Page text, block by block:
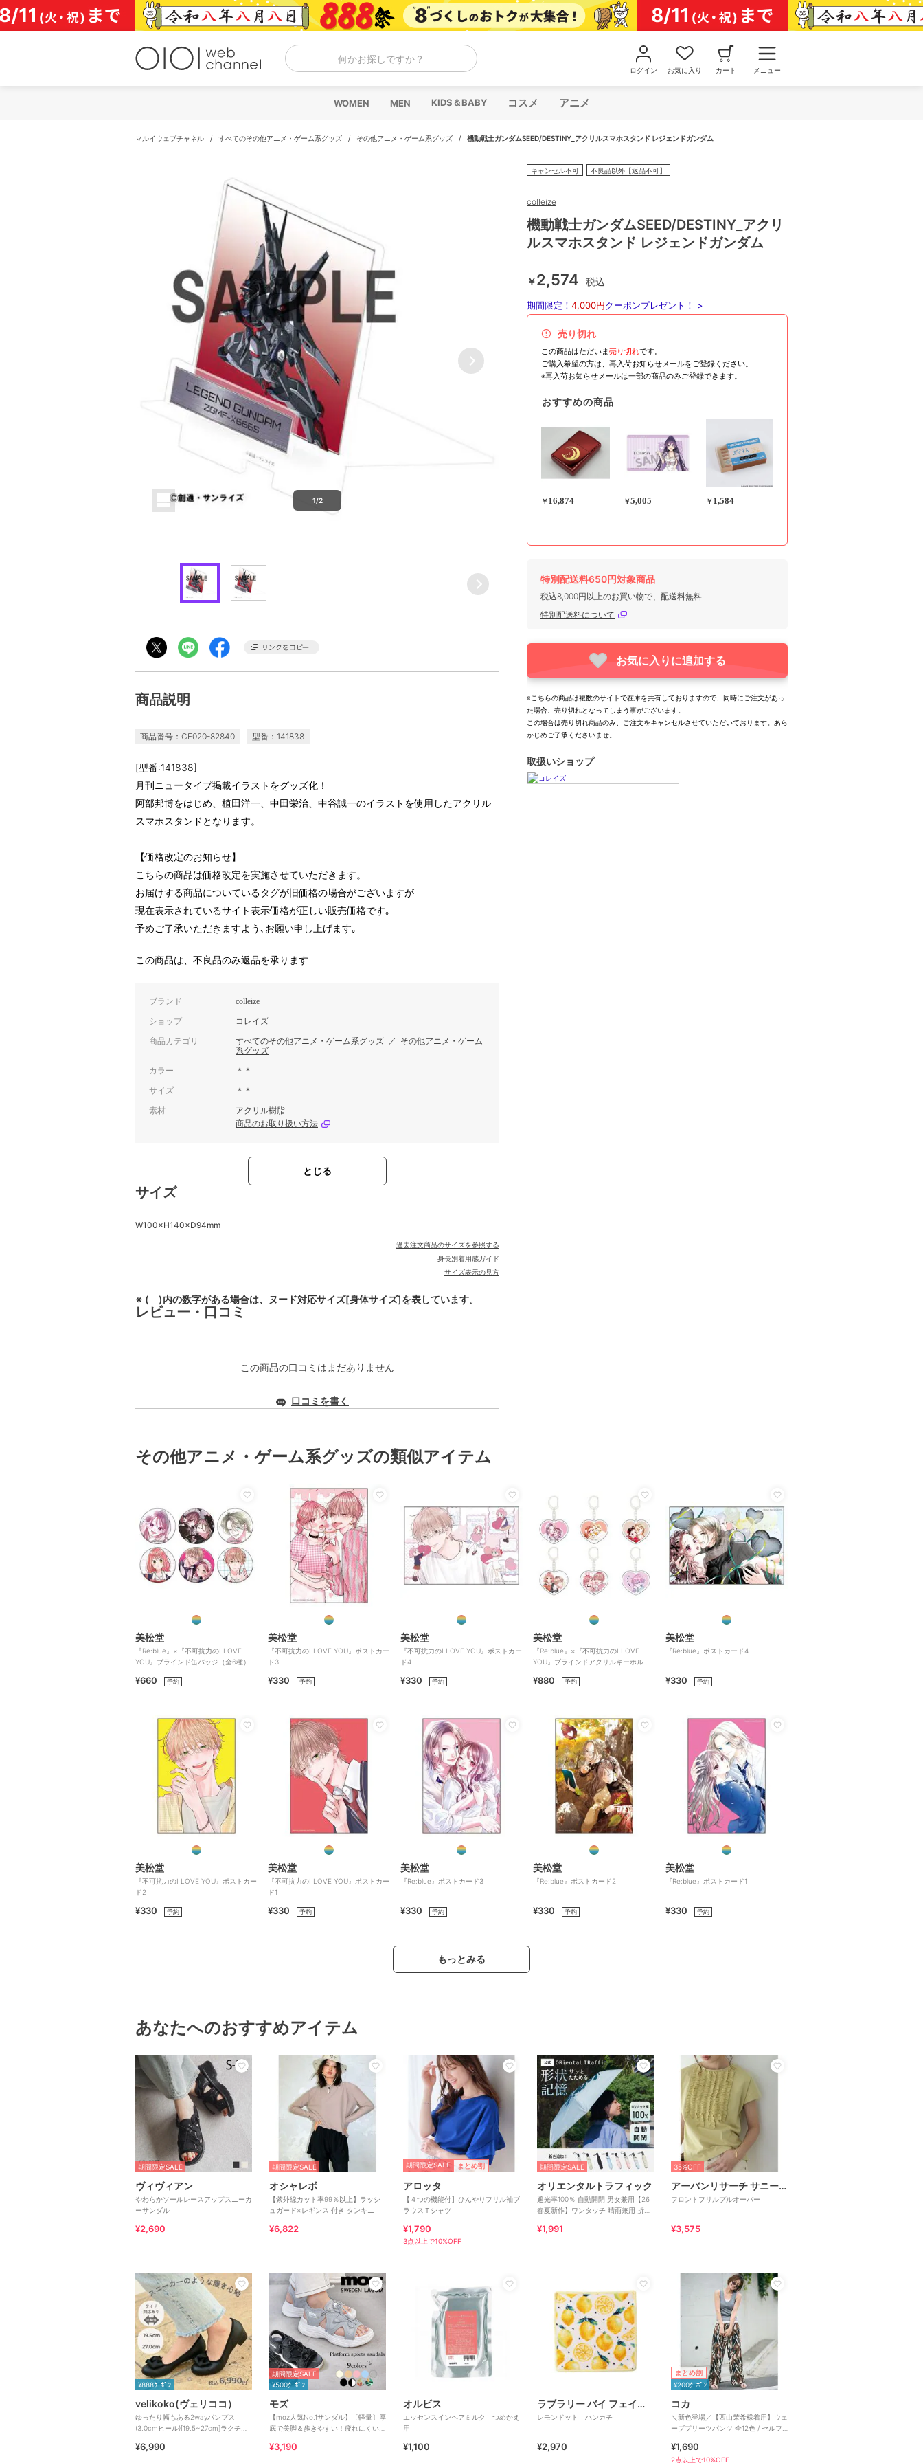
コ
ン
テ
何かお探しですか？
ログイン お気に入り カート メニュー
WOMEN MEN KIDS＆BABY コスメ アニメ
マルイウェブチャネル / すべてのその他アニメ・ゲーム系グッズ / その他アニメ・ゲーム系グッズ / 機動戦士ガンダムSEED/DESTINY_アクリルスマホスタンド レジェンドガンダム
1/2
商品説明
商品番号：CF020-82840 型番：141838
[型番:141838]
月刊ニュータイプ掲載イラストをグッズ化！
阿部邦博をはじめ、植田洋一、中田栄治、中谷誠一のイラストを使用したアクリル
スマホスタンドとなります。
【価格改定のお知らせ】
こちらの商品は価格改定を実施させていただきます。
お届けする商品についているタグが旧価格の場合がございますが
現在表示されているサイト表示価格が正しい販売価格です｡
予めご了承いただきますよう､お願い申し上げます｡
この商品は、不良品のみ返品を承ります
ブランド colleize
ショップ コレイズ
商品カテゴリ すべてのその他アニメ・ゲーム系グッズ ／ その他アニメ・ゲーム
系グッズ
カラー ＊＊
サイズ ＊＊
素材
アクリル樹脂
商品のお取り扱い方法
とじる
サイズ
W100×H140×D94mm
過去注文商品のサイズを参照する
身長別着用感ガイド
サイズ表示の見方
※ ( )内の数字がある場合は、ヌード対応サイズ[身体サイズ]を表しています。
レビュー・口コミ
この商品の口コミはまだありません
口コミを書く
キャンセル不可 不良品以外【返品不可】
colleize
機動戦士ガンダムSEED/DESTINY_アクリ
ルスマホスタンド レジェンドガンダム
￥2,574 税込
期間限定！ 4,000円クーポンプレゼント！ >
売り切れ
この商品はただいま売り切れです。
ご購入希望の方は、再入荷お知らせメールをご登録ください。
※再入荷お知らせメールは一部の商品のみご登録できます。
おすすめの商品
￥ 16,874 ￥5,005 ￥ 1,584
特別配送料650円対象商品
税込8,000円以上のお買い物で、配送料無料
特別配送料について
お気に入りに追加する
※こちらの商品は複数のサイトで在庫を共有しておりますので、同時にご注文があっ
た場合、売り切れとなってしまう事がございます。
この場合は売り切れ商品のみ、ご注文をキャンセルさせていただいております。あら
かじめご了承くださいませ。
取扱いショップ
その他アニメ・ゲーム系グッズの類似アイテム
美松堂
『Re:blue』×『不可抗力のI LOVE
YOU』ブラインド缶バッジ（全6種）
¥660 予約
美松堂
『不可抗力のI LOVE YOU』ポストカー
ド3
¥330 予約
美松堂
『不可抗力のI LOVE YOU』ポストカー
ド4
¥330 予約
美松堂
『Re:blue』×『不可抗力のI LOVE
YOU』ブラインドアクリルキーホルダ
¥880 予約
美松堂
『Re:blue』ポストカード4
¥330 予約
美松堂
『不可抗力のI LOVE YOU』ポストカー
ド2
¥330 予約
美松堂
『不可抗力のI LOVE YOU』ポストカー
ド1
¥330 予約
美松堂
『Re:blue』ポストカード3
¥330 予約
美松堂
『Re:blue』ポストカード2
¥330 予約
美松堂
『Re:blue』ポストカード1
¥330 予約
もっとみる
あなたへのおすすめアイテム
期間限定SALE
ヴィヴィアン
やわらかソールレースアップスニーカ
ーサンダル
¥2,690
期間限定SALE
オシャレボ
【紫外線カット率99％以上】ラッシ
ュガード×レギンス 付き タンキニ
¥6,822
期間限定SALE まとめ割
アロッタ
【４つの機能付】ひんやりフリル袖ブ
ラウスＴシャツ
¥1,790
3点以上で10%OFF
期間限定SALE
オリエンタルトラフィック
遮光率100％ 自動開閉 男女兼用【26
春夏新作】ワンタッチ 晴雨兼用 折り
¥1,991
35%OFF
アーバンリサーチ サニーレーベル
フロントフリルプルオーバー
¥3,575
¥888ｸｰﾎﾟﾝ
velikoko(ヴェリココ）
ゆったり幅もある2wayパンプス
(3.0cmヒール)[19.5~27cm]ラクチン
¥6,990
期間限定SALE
¥500ｸｰﾎﾟﾝ
モズ
【moz人気No.1サンダル】〔軽量〕厚
底で美脚＆歩きやすい！疲れにくいフ
¥3,190
オルビス
エッセンスインヘアミルク つめかえ
用
¥1,100
ラブラリー バイ フェイラー
レモンドット ハンカチ
¥2,970
まとめ割
¥200ｸｰﾎﾟﾝ
コカ
＼新色登場／【西山茉希様着用】ウェ
ーブプリーツパンツ 全12色 / セルフ
¥1,690
2点以上で10%OFF